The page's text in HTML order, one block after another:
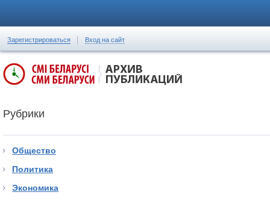
Зарегистрироваться Вход на сайт
Рубрики
Общество
Политика
Экономика